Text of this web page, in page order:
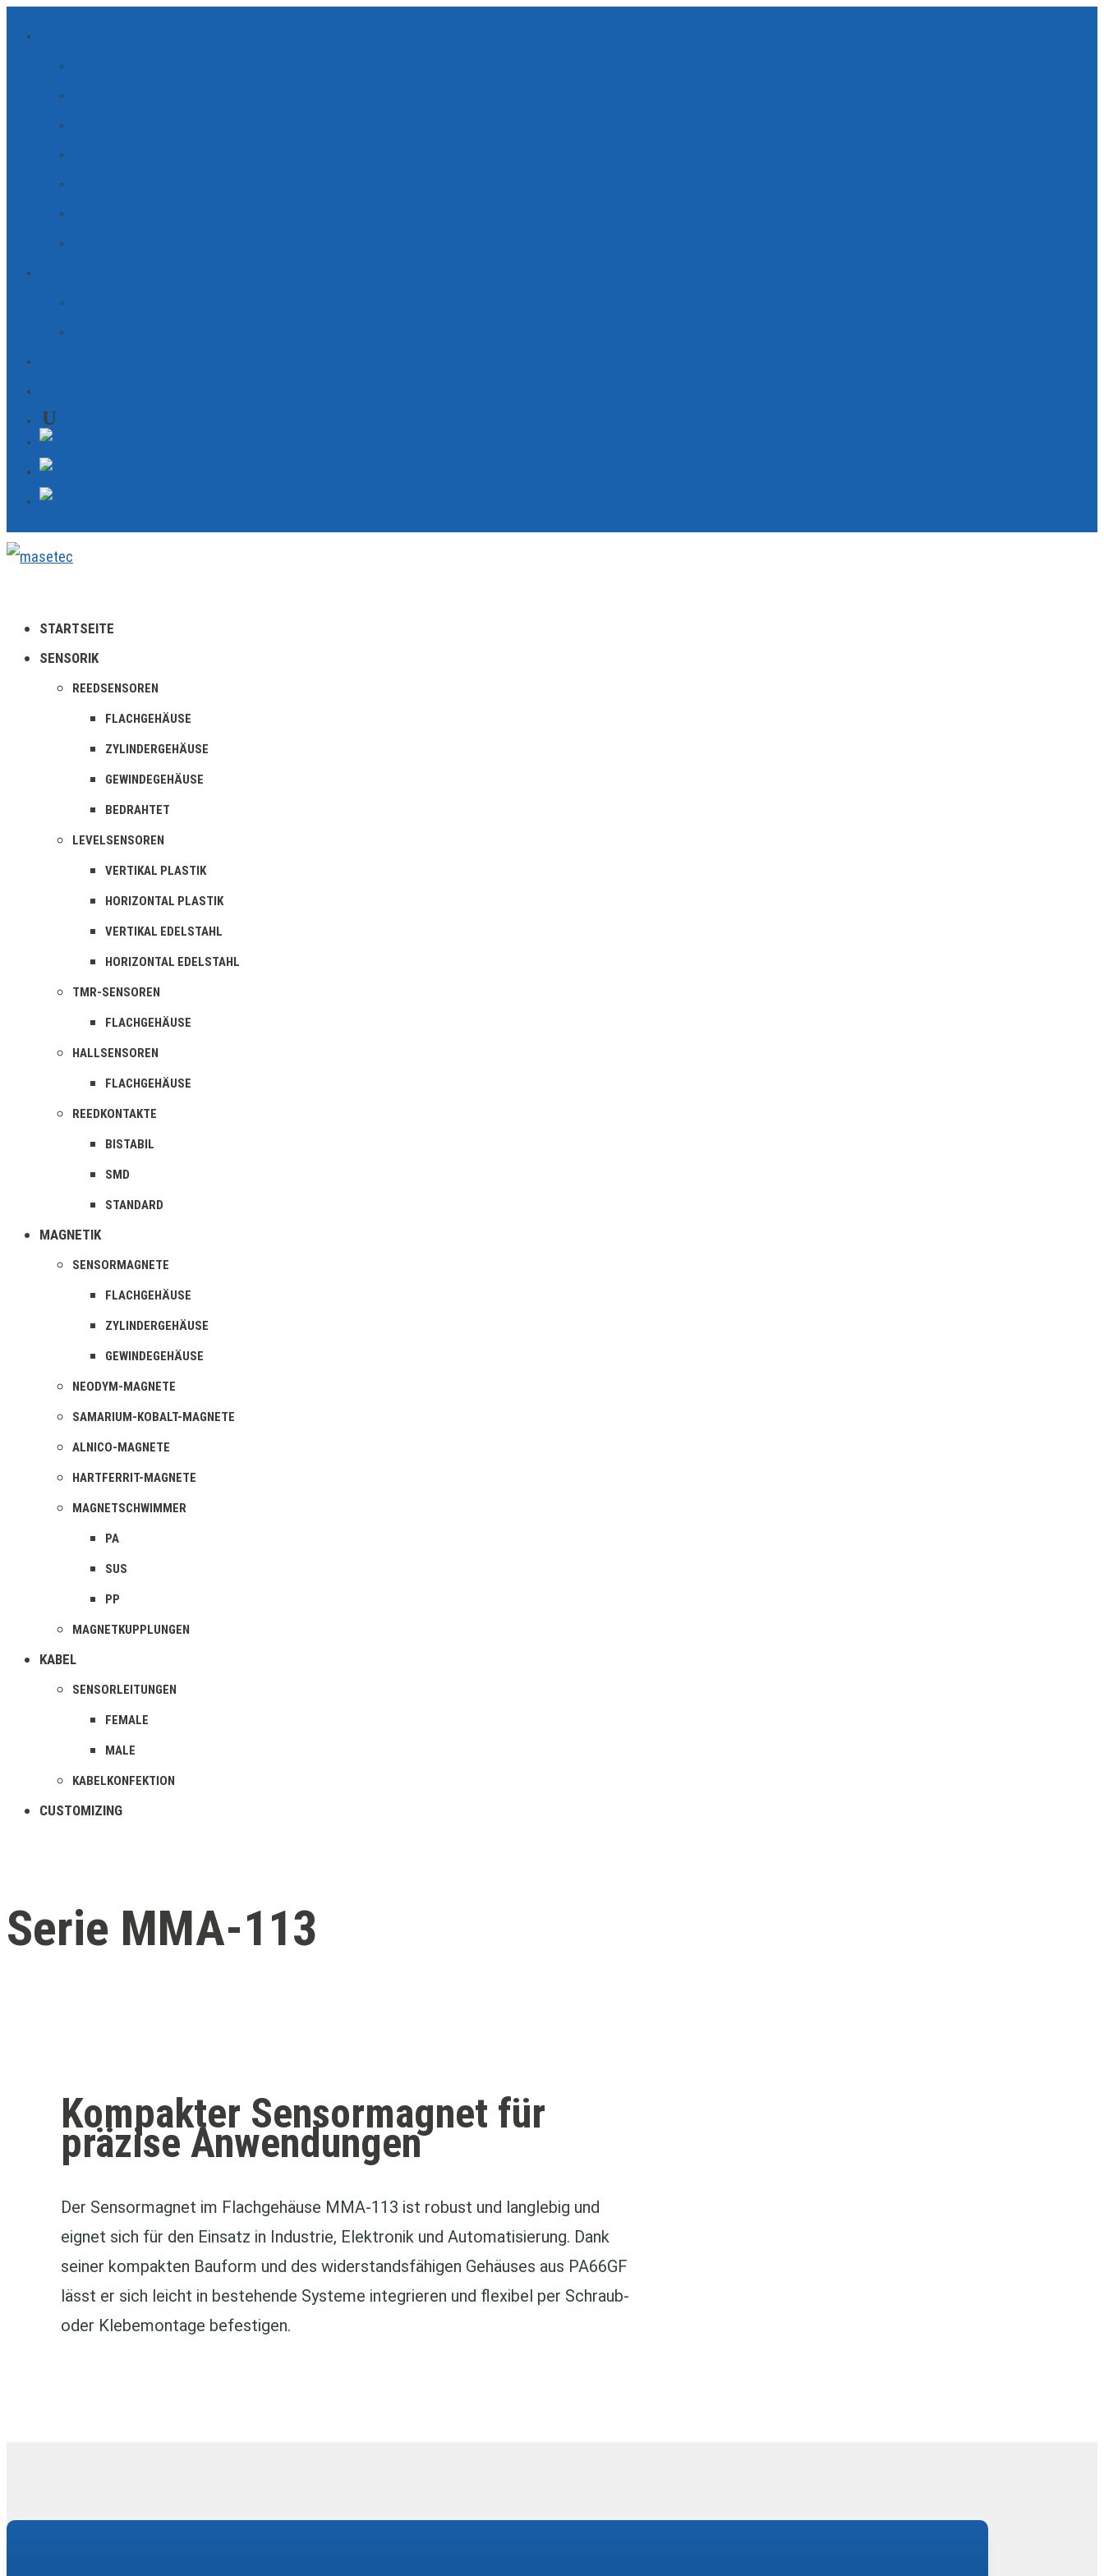
STARTSEITE
SENSORIK
REEDSENSOREN
FLACHGEHÄUSE
ZYLINDERGEHÄUSE
GEWINDEGEHÄUSE
BEDRAHTET
LEVELSENSOREN
VERTIKAL PLASTIK
HORIZONTAL PLASTIK
VERTIKAL EDELSTAHL
HORIZONTAL EDELSTAHL
TMR-SENSOREN
FLACHGEHÄUSE
HALLSENSOREN
FLACHGEHÄUSE
REEDKONTAKTE
BISTABIL
SMD
STANDARD
MAGNETIK
SENSORMAGNETE
FLACHGEHÄUSE
ZYLINDERGEHÄUSE
GEWINDEGEHÄUSE
NEODYM-MAGNETE
SAMARIUM-KOBALT-MAGNETE
ALNICO-MAGNETE
HARTFERRIT-MAGNETE
MAGNETSCHWIMMER
PA
SUS
PP
MAGNETKUPPLUNGEN
KABEL
SENSORLEITUNGEN
FEMALE
MALE
KABELKONFEKTION
CUSTOMIZING
Serie MMA-113
Kompakter Sensormagnet für
präzise Anwendungen
Der Sensormagnet im Flachgehäuse MMA‑113 ist robust und langlebig und
eignet sich für den Einsatz in Industrie, Elektronik und Automatisierung. Dank
seiner kompakten Bauform und des widerstandsfähigen Gehäuses aus PA66GF
lässt er sich leicht in bestehende Systeme integrieren und flexibel per Schraub-
oder Klebemontage befestigen.